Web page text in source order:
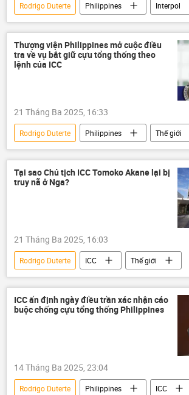
Rodrigo Duterte Philippines
Interpol
Chính trị
Thế giới
Tòa án Hình sự Quốc tế (ICC)
Thượng viện Philippines mở cuộc điều
tra về vụ bắt giữ cựu tổng thống theo
lệnh của ICC
21 Tháng Ba 2025, 16:33
Rodrigo Duterte Philippines
Thế giới
điều tra
Pháp luật
Tòa án Hình sự Quốc tế (ICC)
Tại sao Chủ tịch ICC Tomoko Akane lại bị
truy nã ở Nga?
21 Tháng Ba 2025, 16:03
Rodrigo Duterte ICC
Thế giới
Philippines
Vladimir Putin
Donbass
ICC ấn định ngày điều trần xác nhận cáo
buộc chống cựu tổng thống Philippines
14 Tháng Ba 2025, 23:04
Rodrigo Duterte Philippines
ICC